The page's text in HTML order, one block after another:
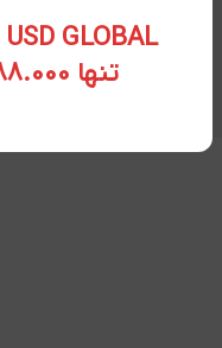
GLOBAL
تنها 288.000 تومان تحویل آنی